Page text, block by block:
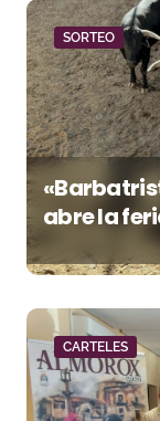
SORTEO
abre la
de Huesca
CARTELES